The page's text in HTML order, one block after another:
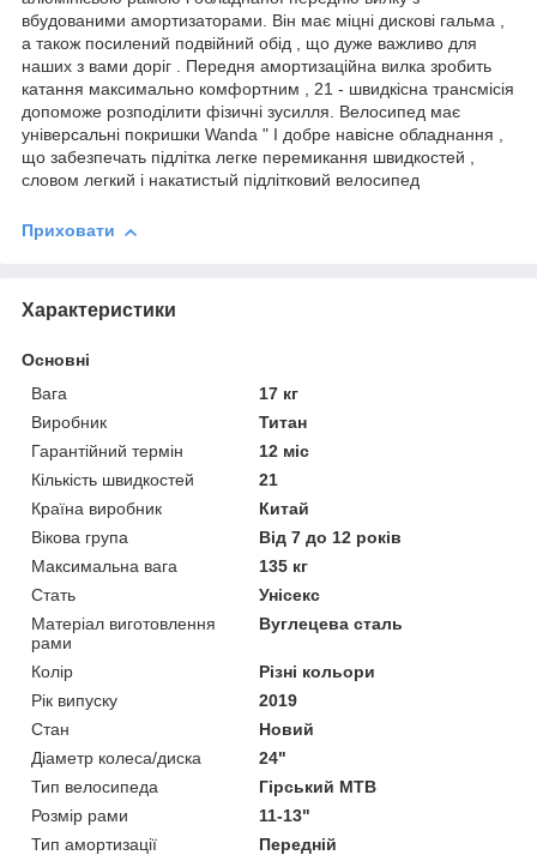
вбудованими амортизаторами. Він має міцні дискові гальма ,
а також посилений подвійний обід , що дуже важливо для
наших з вами доріг . Передня амортизаційна вилка зробить
катання максимально комфортним , 21 - швидкісна трансмісія
допоможе розподілити фізичні зусилля. Велосипед має
універсальні покришки Wanda " І добре навісне обладнання ,
що забезпечать підлітка легке перемикання швидкостей ,
словом легкий і накатистый підлітковий велосипед
Приховати
Характеристики
Основні
Вага
17 кг
Виробник
Титан
Гарантійний термін
12 міс
Кількість швидкостей
21
Країна виробник
Китай
Вікова група
Від 7 до 12 років
Максимальна вага
135 кг
Стать
Унісекс
Матеріал виготовлення
рами
Вуглецева сталь
Колір
Різні кольори
Рік випуску
2019
Стан
Новий
Діаметр колеса/диска
24"
Тип велосипеда
Гірський MTB
Розмір рами
11-13"
Тип амортизації
Передній